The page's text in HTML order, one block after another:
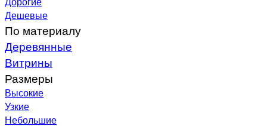
Дешевые
По материалу
Деревянные
Витрины
Размеры
Высокие
Узкие
Небольшие